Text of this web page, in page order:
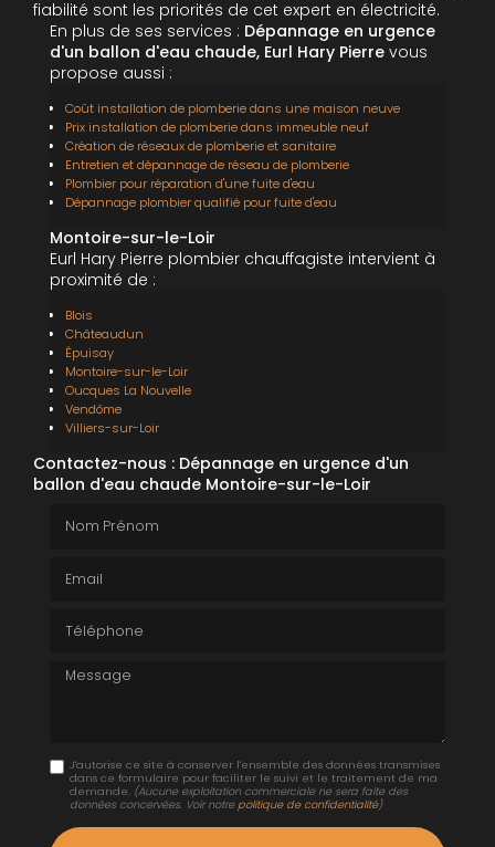
fiabilité sont les priorités de cet expert en électricité.
En plus de ses services : Dépannage en urgence
d'un ballon d'eau chaude, Eurl Hary Pierre vous
propose aussi :
Coût installation de plomberie dans une maison neuve
Prix installation de plomberie dans immeuble neuf
Création de réseaux de plomberie et sanitaire
Entretien et dépannage de réseau de plomberie
Plombier pour réparation d'une fuite d'eau
Dépannage plombier qualifié pour fuite d'eau
Montoire-sur-le-Loir
Eurl Hary Pierre plombier chauffagiste intervient à
proximité de :
Blois
Châteaudun
Épuisay
Montoire-sur-le-Loir
Oucques La Nouvelle
Vendôme
Villiers-sur-Loir
Contactez-nous : Dépannage en urgence d'un
ballon d'eau chaude Montoire-sur-le-Loir
Message
J'autorise ce site à conserver l'ensemble des données transmises
dans ce formulaire pour faciliter le suivi et le traitement de ma
demande. (Aucune exploitation commerciale ne sera faite des
données concervées. Voir notre politique de confidentialité)